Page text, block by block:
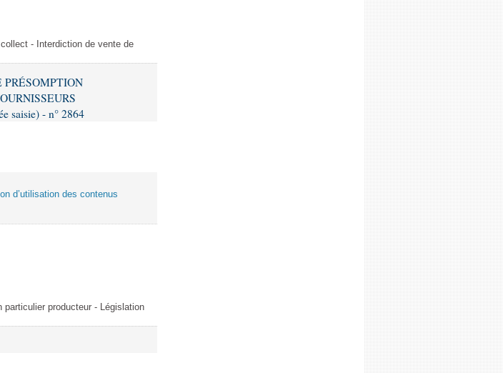
- Interdiction de vente de
PRÉSOMPTION
saisie) - n° 2864
d’utilisation des contenus
producteur - Législation